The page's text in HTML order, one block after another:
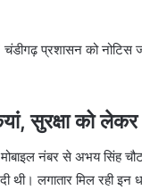
प्रशासन को
सुरक्षा को लेकर
मोबाइल नंबर से अभय सिंह
लगातार मिल रही इन